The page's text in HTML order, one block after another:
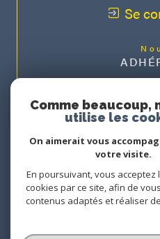
Se
© 2026 | TOUS DROITS RÉSERVÉS |
Comme beaucoup,
utilise les
On aimerait vous
votre visite.
En poursuivant, vous acceptez
cookies par ce site, afin de
contenus adaptés et réaliser